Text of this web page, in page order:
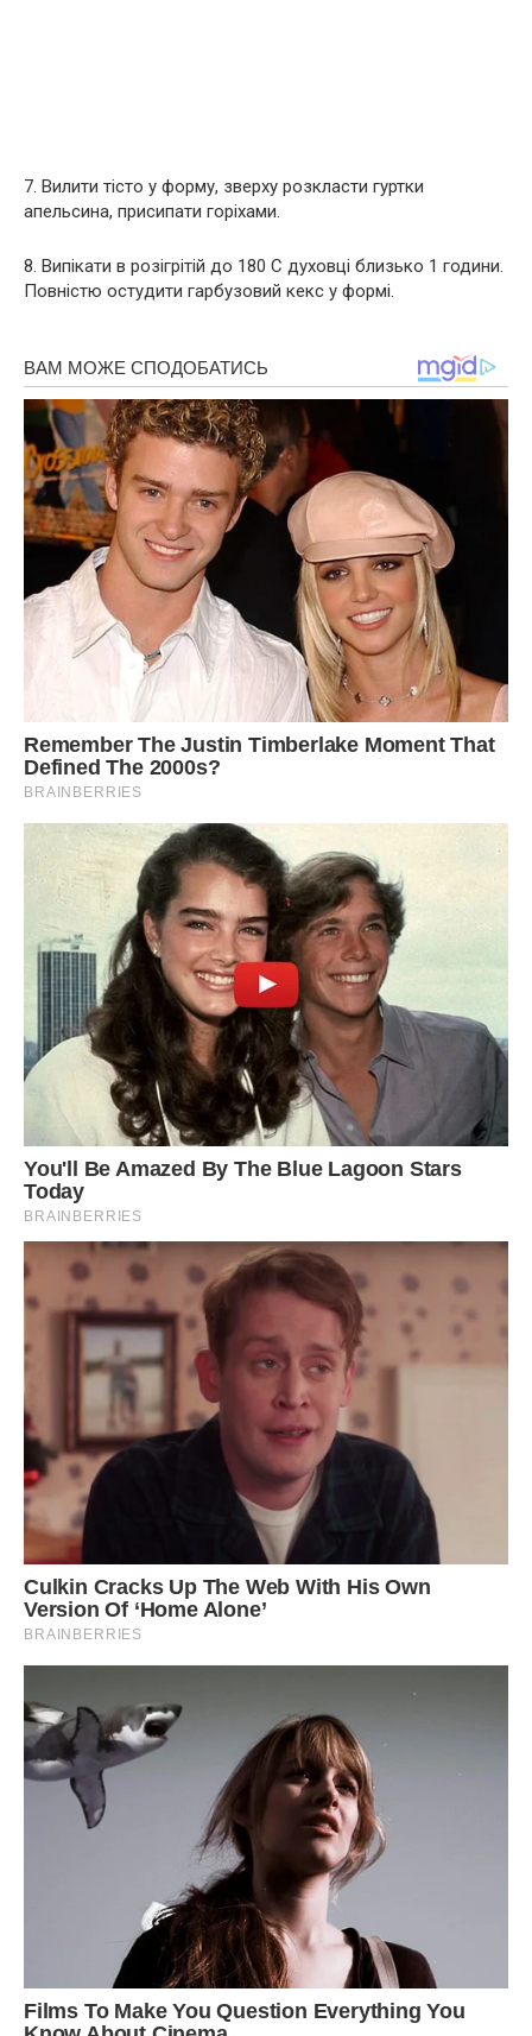
7. Вилити тісто у форму, зверху розкласти гуртки
апельсина, присипати горіхами.
8. Випікати в розігрітій до 180 С духовці близько 1 години.
Повністю остудити гарбузовий кекс у формі.